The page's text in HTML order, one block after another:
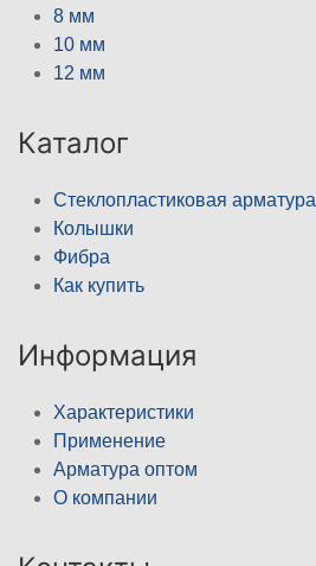
8 мм
10 мм
12 мм
Каталог
Стеклопластиковая арматура
Колышки
Фибра
Как купить
Информация
Характеристики
Применение
Арматура оптом
О компании